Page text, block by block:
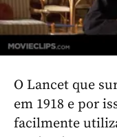
O Lancet que
em 1918 e por
facilmente